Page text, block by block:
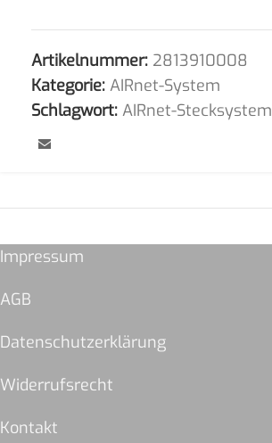
Artikelnummer: 2813910008
Kategorie: AIRnet-System
Schlagwort: AIRnet-Stecksystem
Impressum
AGB
Datenschutzerklärung
Widerrufsrecht
Kontakt